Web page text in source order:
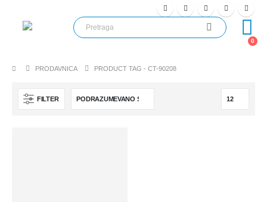
0
PRODAVNICA PRODUCT TAG -CT-90208
FILTER